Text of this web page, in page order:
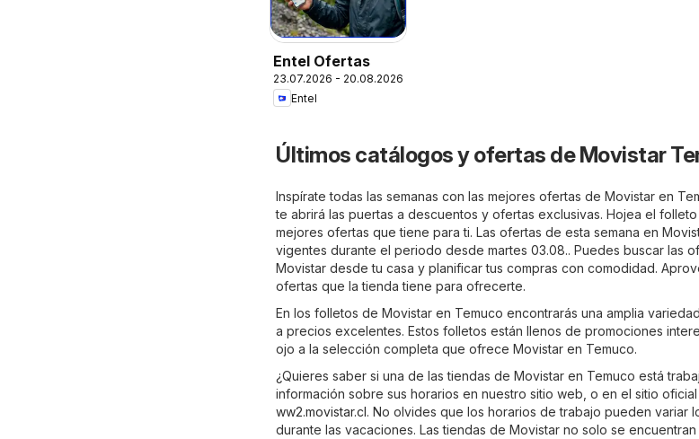
Entel Ofertas
23.07.2026 - 20.08.2026
Entel
Últimos catálogos y ofertas de Movistar
Inspírate todas las semanas con las mejores ofertas de Movistar en
te abrirá las puertas a descuentos y ofertas exclusivas. Hojea el
mejores ofertas que tiene para ti. Las ofertas de esta semana en
vigentes durante el periodo desde martes 03.08.. Puedes buscar las
Movistar desde tu casa y planificar tus compras con comodidad.
ofertas que la tienda tiene para ofrecerte.
En los folletos de Movistar en Temuco encontrarás una amplia
a precios excelentes. Estos folletos están llenos de promociones
ojo a la selección completa que ofrece Movistar en Temuco.
¿Quieres saber si una de las tiendas de Movistar en Temuco está
información sobre sus horarios en nuestro sitio web, o en el sitio
ww2.movistar.cl. No olvides que los horarios de trabajo pueden variar
durante las vacaciones. Las tiendas de Movistar no solo se